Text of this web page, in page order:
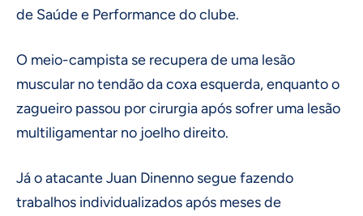
de Saúde e Performance do clube.
O meio-campista se recupera de uma lesão
muscular no tendão da coxa esquerda, enquanto o
zagueiro passou por cirurgia após sofrer uma lesão
multiligamentar no joelho direito.
Já o atacante Juan Dinenno segue fazendo
trabalhos individualizados após meses de